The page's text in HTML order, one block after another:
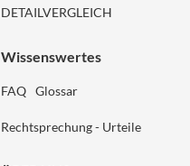
DETAILVERGLEICH
Wissenswertes
FAQ Glossar
Rechtsprechung - Urteile